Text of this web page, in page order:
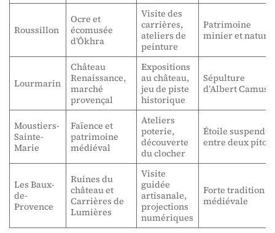
Roussillon
Ocre et
écomusée
d’Ôkhra
Visite des
carrières,
ateliers de
peinture
Patrimoine
minier et
Lourmarin
Château
Renaissance,
marché
provençal
Expositions
au château,
jeu de piste
historique
Sépulture
d’Albert Camus
Moustiers-
Sainte-
Marie
Faïence et
patrimoine
médiéval
Ateliers
poterie,
découverte
du clocher
Étoile
entre deux
Les Baux-
de-
Provence
Ruines du
château et
Carrières de
Lumières
Visite
guidée
artisanale,
projections
numériques
Forte tradition
médiévale